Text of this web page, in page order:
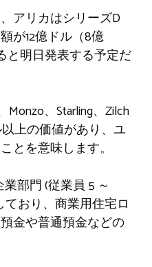
アリカはシリーズD
が12億ドル（8億
と明日発表する予定だ
Monzo、Starling、Zilch
上の価値があり、ユ
とを意味します。
部門 (従業員 5 ～
おり、商業用住宅ロ
金や普通預金などの